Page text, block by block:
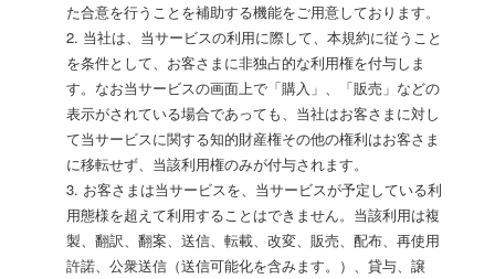
た合意を行うことを補助する機能をご用意しております。
2. 当社は、当サービスの利用に際して、本規約に従うこと
を条件として、お客さまに非独占的な利用権を付与しま
す。なお当サービスの画面上で「購入」、「販売」などの
表示がされている場合であっても、当社はお客さまに対し
て当サービスに関する知的財産権その他の権利はお客さま
に移転せず、当該利用権のみが付与されます。
3. お客さまは当サービスを、当サービスが予定している利
用態様を超えて利用することはできません。当該利用は複
製、翻訳、翻案、送信、転載、改変、販売、配布、再使用
許諾、公衆送信（送信可能化を含みます。）、貸与、譲